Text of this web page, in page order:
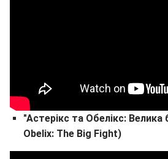
"Астерікс та Обелікс:
Obelix: The Big Fight)